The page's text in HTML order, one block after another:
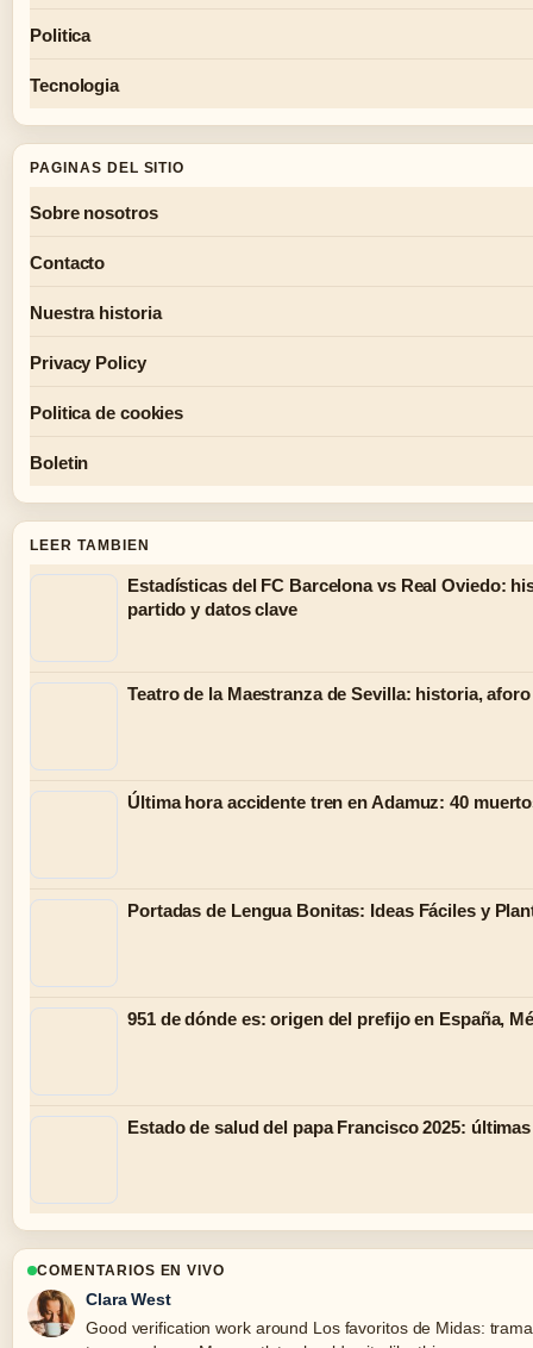
Politica
Tecnologia
PAGINAS DEL SITIO
Sobre nosotros
Contacto
Nuestra historia
Privacy Policy
Politica de cookies
Boletin
LEER TAMBIEN
Estadísticas del FC Barcelona vs Real Oviedo:
partido y datos clave
Teatro de la Maestranza de Sevilla: historia,
Última hora accidente tren en Adamuz: 40
Portadas de Lengua Bonitas: Ideas Fáciles y
951 de dónde es: origen del prefijo en España,
Estado de salud del papa Francisco 2025:
COMENTARIOS EN VIVO
Clara West
Good verification work around Los favoritos de Midas: